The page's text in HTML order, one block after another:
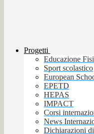
Progetti
Educazione
Sport scolastico
European
EPETD
HEPAS
IMPACT
Corsi
News
Dichiarazioni